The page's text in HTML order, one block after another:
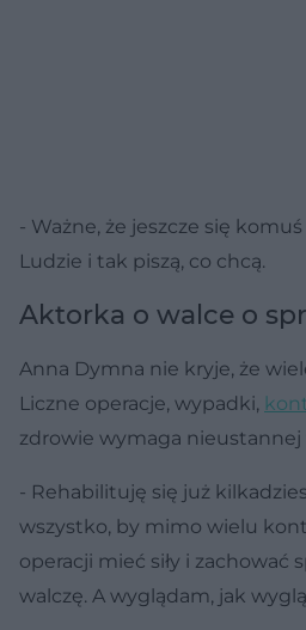
- Ważne, że jeszcze się
Ludzie i tak piszą, co chcą.
Aktorka o walce o
Anna Dymna nie kryje, że
Liczne operacje, wypadki,
zdrowie wymaga nieustannej
- Rehabilituję się już
wszystko, by mimo wielu
operacji mieć siły i zachować
walczę. A wyglądam, jak